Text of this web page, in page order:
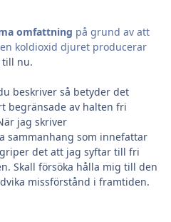
omfattning på grund av att
koldioxid djuret producerar
till nu.
beskriver så betyder det
begränsade av halten fri
jag skriver
sammanhang som innefattar
det att jag syftar till fri
Skall försöka hålla mig till den
missförstånd i framtiden.